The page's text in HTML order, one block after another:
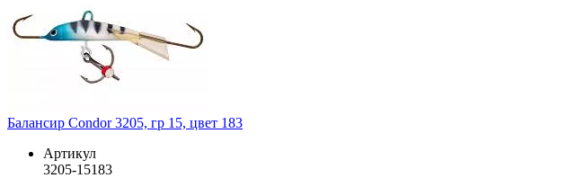
Балансир Condor 3205, гр 15, цвет 183
Артикул
3205-15183